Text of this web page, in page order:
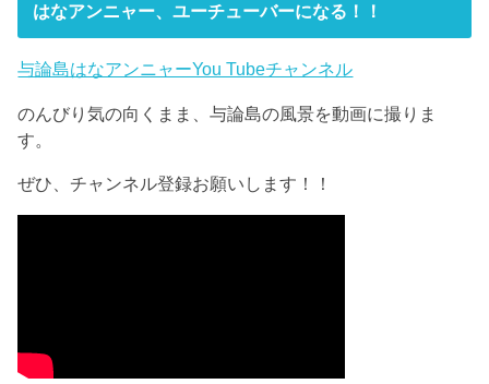
はなアンニャー、ユーチューバーになる！！
与論島はなアンニャーYou Tubeチャンネル
のんびり気の向くまま、与論島の風景を動画に撮りま
す。
ぜひ、チャンネル登録お願いします！！